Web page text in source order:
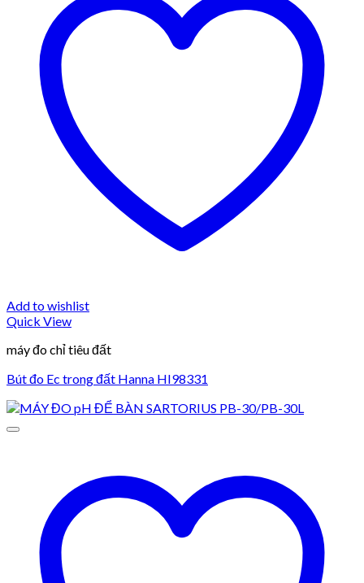
Add to wishlist
Quick View
máy đo chỉ tiêu đất
Bút đo Ec trong đất Hanna HI98331